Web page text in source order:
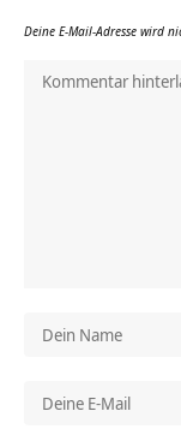
Deine E-Mail-Adresse wird